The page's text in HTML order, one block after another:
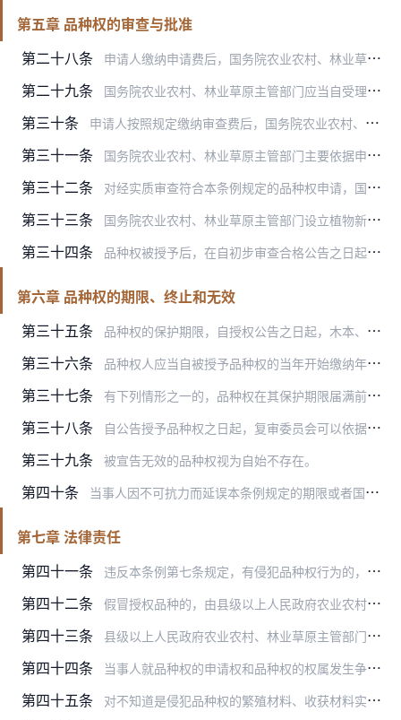
第五章 品种权的审查与批准
第二十八条
申请人缴纳申请费后，国务院农业农村、林业草原主管部门对品种权申请的下列内容进行初步审查：
第二十九条 国务院农业农村、林业草原主管部门应当自受理品种权申请之日起3个月内完成初步审查；情况复杂的，可以延长3个月。对经初步审查合格的品种权申请，国务院农业农村、林业草…
第三十条 申请人按照规定缴纳审查费后，国务院农业农村、林业草原主管部门对品种权申请的特异性、一致性和稳定性进行实质审查。
第三十一条 国务院农业农村、林业草原主管部门主要依据申请文件和其他有关书面材料进行实质审查。国务院农业农村、林业草原主管部门认为必要时，可以委托指定的测试机构进行测试或者考…
第三十二条 对经实质审查符合本条例规定的品种权申请，国务院农业农村、林业草原主管部门应当作出授予品种权的决定，颁发品种权证书，并予以登记和公告，品种权自授权公告之日起生效。
第三十三条 国务院农业农村、林业草原主管部门设立植物新品种复审委员会（以下称复审委员会）。
第三十四条 品种权被授予后，在自初步审查合格公告之日起至被授予品种权之日止的期间，任何单位或者个人违反本条例第七条规定的，品种权人享有追偿的权利。
第六章 品种权的期限、终止和无效
第三十五条
品种权的保护期限，自授权公告之日起，木本、藤本植物为25年，其他植物为20年。
第三十六条 品种权人应当自被授予品种权的当年开始缴纳年费，并且按照国务院农业农村、林业草原主管部门的要求提供用于检测、测试的该授权品种的繁殖材料。
第三十七条 有下列情形之一的，品种权在其保护期限届满前终止：
第三十八条 自公告授予品种权之日起，复审委员会可以依据职权或者依据任何单位或者个人的书面请求，对不符合本条例第十五条至第十八条规定的，宣告品种权无效；对不符合本条例第十九条…
第三十九条 被宣告无效的品种权视为自始不存在。
第四十条 当事人因不可抗力而延误本条例规定的期限或者国务院农业农村、林业草原主管部门指定的期限，导致其权利丧失的，自障碍消除之日起2个月内且自期限届满之日起2年内，可以向…
第七章 法律责任
第四十一条
违反本条例第七条规定，有侵犯品种权行为的，由当事人协商解决。不愿协商或者协商不成的，品种权人或者利害关系人可以请求县级以上人民政府农业农村、林业草原主管部门依据…
第四十二条 假冒授权品种的，由县级以上人民政府农业农村、林业草原主管部门责令停止假冒行为，没收违法所得和植物品种繁殖材料；货值金额不足5万元的，并处1万元以上25万元以下罚…
第四十三条 县级以上人民政府农业农村、林业草原主管部门在查处侵犯品种权案件和假冒授权品种案件时，有权依法采取下列措施：
第四十四条 当事人就品种权的申请权和品种权的权属发生争议的，可以依法提起诉讼。
第四十五条 对不知道是侵犯品种权的繁殖材料、收获材料实施下列行为，能够证明有合法来源的，不承担赔偿责任：